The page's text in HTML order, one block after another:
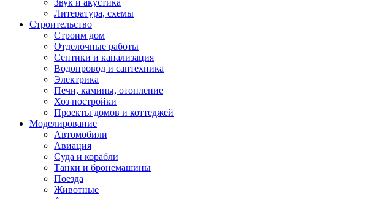
Звук и акустика
Литература, схемы
Строительство
Строим дом
Отделочные работы
Септики и канализация
Водопровод и сантехника
Электрика
Печи, камины, отопление
Хоз постройки
Проекты домов и коттеджей
Моделирование
Автомобили
Авиация
Суда и корабли
Танки и бронемашины
Поезда
Животные